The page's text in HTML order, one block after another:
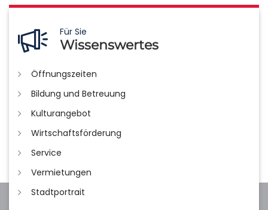
Für Sie
Wissenswertes
Öffnungszeiten
Bildung und Betreuung
Kulturangebot
Wirtschaftsförderung
Service
Vermietungen
Stadtportrait